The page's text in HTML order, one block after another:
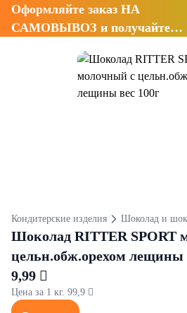
Оформляйте заказ НА
САМОВЫВОЗ и получайте
Кондитерские изделия Шоколад и
Шоколад RITTER SPORT
цельн.обж.орехом лещины
9,99 
Цена за 1 кг. 99,9 